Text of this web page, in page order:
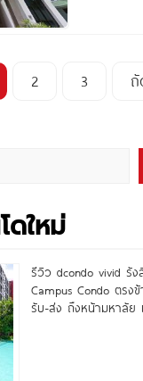
2 3 ถั
ดใหม่
รีวิว dcondo vivid รัง
Campus Condo ตร
รับ-ส่ง ถึงหน้ามหาลัย